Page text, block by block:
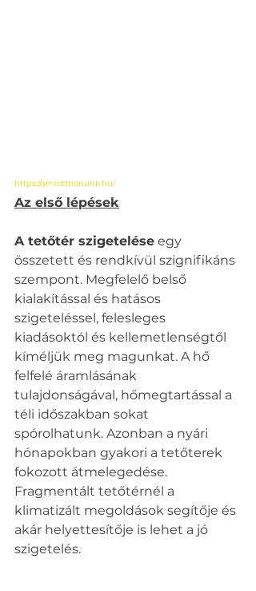
https://amiotthonunk.hu/
Az első lépések
A tetőtér szigetelése egy
összetett és rendkívül szignifikáns
szempont. Megfelelő belső
kialakítással és hatásos
szigeteléssel, felesleges
kiadásoktól és kellemetlenségtől
kíméljük meg magunkat. A hő
felfelé áramlásának
tulajdonságával, hőmegtartással a
téli időszakban sokat
spórolhatunk. Azonban a nyári
hónapokban gyakori a tetőterek
fokozott átmelegedése.
Fragmentált tetőtérnél a
klimatizált megoldások segítője és
akár helyettesítője is lehet a jó
szigetelés.